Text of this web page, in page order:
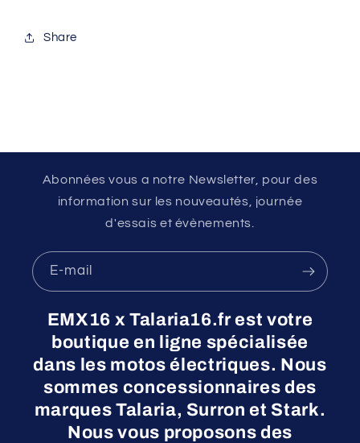
Share
Abonnées vous a notre Newsletter, pour des
information sur les nouveautés, journée
d'essais et évènements.
E-mail
EMX16 x Talaria16.fr est votre
boutique en ligne spécialisée
dans les motos électriques. Nous
sommes concessionnaires des
marques Talaria, Surron et Stark.
Nous vous proposons des